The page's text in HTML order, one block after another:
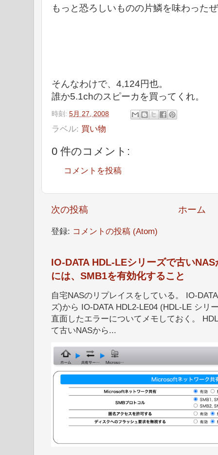
もっと恐ろしいものの片鱗を味わった
そんなわけで、4,124円也。
誰か5.1chのスピーカを買ってくれ。
時刻: 5月 27, 2008
ラベル: 買い物
0 件のコメント:
コメントを投稿
次の投稿 ホーム
登録: コメントの投稿 (Atom)
IO-DATA HDL-LEシリーズで古い
には、SMB1を有効化すること
自宅NASのリプレイスをしている。 IO-
ズ)から IO-DATA HDL2-LE04 (HDL-LE シリ
直面したエラーについてメモしておく。
て古いNASから...